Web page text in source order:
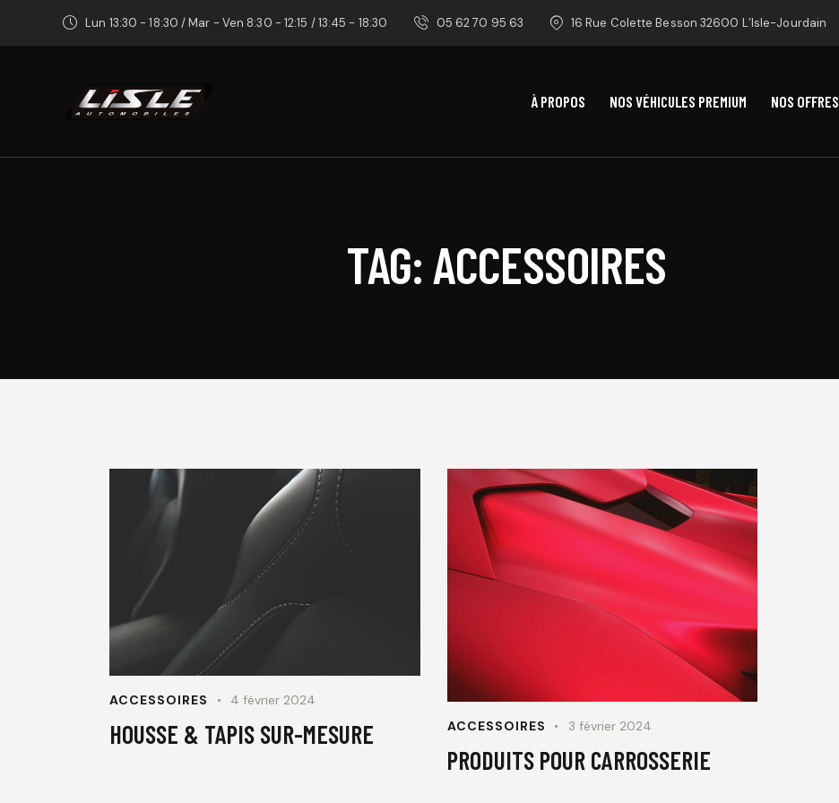
Lun 13:30 - 18:30 / Mar - Ven 8:30 - 12:15 / 13:45 - 18:30 05 62 70 95 63 16 Rue Colette Besson 32600 L’Isle-Jourdain
À PROPOS NOS VÉHICULES PREMIUM NOS OFFRES
TAG: ACCESSOIRES
ACCESSOIRES 4 février 2024
HOUSSE & TAPIS SUR-MESURE ACCESSOIRES 3 février 2024
PRODUITS POUR CARROSSERIE